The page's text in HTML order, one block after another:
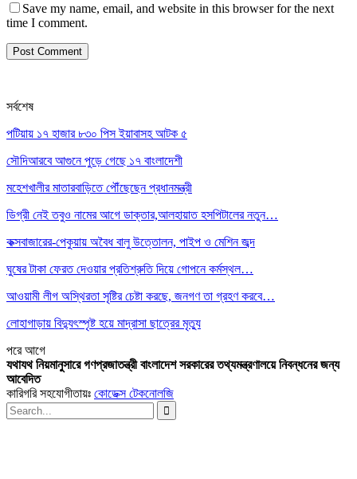
Save my name, email, and website in this browser for the next
time I comment.
সর্বশেষ
পটিয়ায় ১৭ হাজার ৮৩০ পিস ইয়াবাসহ আটক ৫
সৌদিআরবে আগুনে পুড়ে গেছে ১৭ বাংলাদেশী
মহেশখালীর মাতারবাড়িতে পৌঁছেছেন প্রধানমন্ত্রী
ডিগ্রী নেই তবুও নামের আগে ডাক্তার,আলহায়াত হসপিটালের নতুন…
কক্সবাজারের-পেকুয়ায় অবৈধ বালু উত্তোলন, পাইপ ও মেশিন জব্দ
ঘুষের টাকা ফেরত দেওয়ার প্রতিশ্রুতি দিয়ে গোপনে কর্মস্থল…
আওয়ামী লীগ অস্থিরতা সৃষ্টির চেষ্টা করছে, জনগণ তা গ্রহণ করবে…
লোহাগাড়ায় বিদ্যুৎস্পৃষ্ট হয়ে মাদ্রাসা ছাত্রের মৃত্যু
পরেআগে
যথাযথ নিয়মানুসারে গণপ্রজাতন্ত্রী বাংলাদেশ সরকারের তথ্যমন্ত্রণালয়ে নিবন্ধনের জন্য
আবেদিত
কারিগরি সহযোগীতায়ঃ কোডেক্স টেকনোলজি